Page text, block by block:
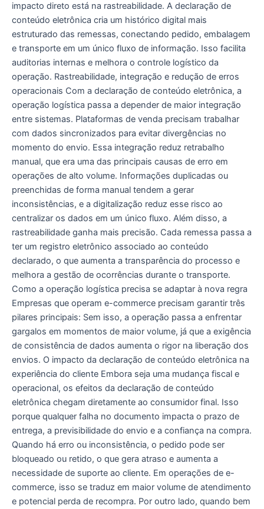
impacto direto está na rastreabilidade. A declaração de
conteúdo eletrônica cria um histórico digital mais
estruturado das remessas, conectando pedido, embalagem
e transporte em um único fluxo de informação. Isso facilita
auditorias internas e melhora o controle logístico da
operação. Rastreabilidade, integração e redução de erros
operacionais Com a declaração de conteúdo eletrônica, a
operação logística passa a depender de maior integração
entre sistemas. Plataformas de venda precisam trabalhar
com dados sincronizados para evitar divergências no
momento do envio. Essa integração reduz retrabalho
manual, que era uma das principais causas de erro em
operações de alto volume. Informações duplicadas ou
preenchidas de forma manual tendem a gerar
inconsistências, e a digitalização reduz esse risco ao
centralizar os dados em um único fluxo. Além disso, a
rastreabilidade ganha mais precisão. Cada remessa passa a
ter um registro eletrônico associado ao conteúdo
declarado, o que aumenta a transparência do processo e
melhora a gestão de ocorrências durante o transporte.
Como a operação logística precisa se adaptar à nova regra
Empresas que operam e-commerce precisam garantir três
pilares principais: Sem isso, a operação passa a enfrentar
gargalos em momentos de maior volume, já que a exigência
de consistência de dados aumenta o rigor na liberação dos
envios. O impacto da declaração de conteúdo eletrônica na
experiência do cliente Embora seja uma mudança fiscal e
operacional, os efeitos da declaração de conteúdo
eletrônica chegam diretamente ao consumidor final. Isso
porque qualquer falha no documento impacta o prazo de
entrega, a previsibilidade do envio e a confiança na compra.
Quando há erro ou inconsistência, o pedido pode ser
bloqueado ou retido, o que gera atraso e aumenta a
necessidade de suporte ao cliente. Em operações de e-
commerce, isso se traduz em maior volume de atendimento
e potencial perda de recompra. Por outro lado, quando bem